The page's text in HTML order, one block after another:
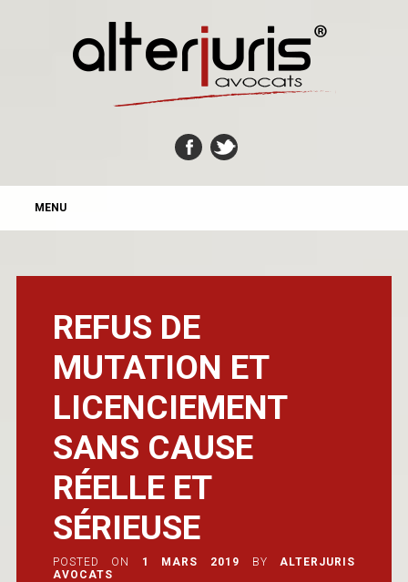
MAIN MENU
MENU
REFUS DE
MUTATION ET
LICENCIEMENT
SANS CAUSE
RÉELLE ET
SÉRIEUSE
POSTED ON 1 MARS 2019 BY
ALTERJURIS
AVOCATS